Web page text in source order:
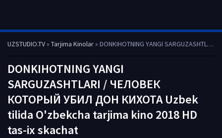
UZSTUDIO.TV» Tarjima Kinolar» DONKIHOTNING YANGI SARGUZASHTLARI / ЧЕЛОВЕК КОТОРЫЙ УБИЛ ДОН КИХОТА Uzbek tilida O'zbekcha tarjima kino 2018 HD tas-ix skachat
DONKIHOTNING YANGI
SARGUZASHTLARI / ЧЕЛОВЕК
КОТОРЫЙ УБИЛ ДОН КИХОТА Uzbek
tilida O'zbekcha tarjima kino 2018 HD
tas-ix skachat